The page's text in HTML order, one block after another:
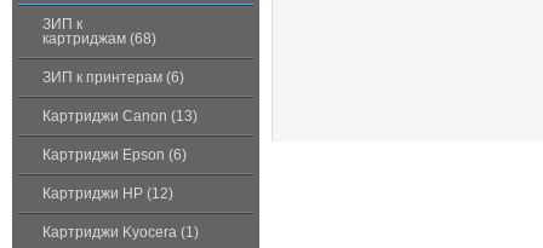
ЗИП к
картриджам (68)
ЗИП к принтерам (6)
Картриджи Canon (13)
Картриджи Epson (6)
Картриджи HP (12)
Картриджи Kyocera (1)